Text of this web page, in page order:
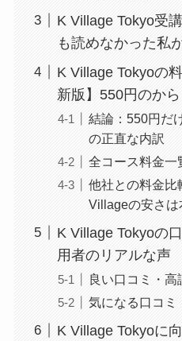
K Village Tokyo受
も読めなかった私
K Village Tokyoの
新版】550円のか
結論：550円だ
の正直な内訳
全コース料金一
他社との料金比
Villageの安さは
K Village Tokyoの
用者のリアルな声
良い口コミ・高
気になる口コミ
K Village Tokyoに